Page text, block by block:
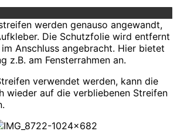
werden genauso angewandt,
Die Schutzfolie wird entfernt
Anschluss angebracht. Hier bietet
z.B. am Fensterrahmen an.
verwendet werden, kann die
wieder auf die verbliebenen Streifen